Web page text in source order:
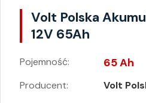
Volt Polska
12V 65Ah
Pojemność: 65 Ah
Producent: Volt